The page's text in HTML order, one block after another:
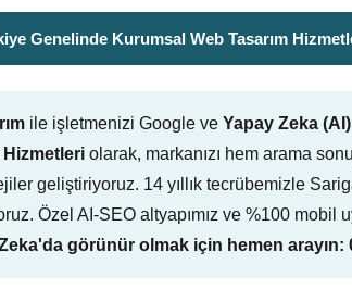
Genelinde Kurumsal Web Tasarım
ile işletmenizi Google ve Yapay Zeka (AI)
Hizmetleri olarak, markanızı hem arama
geliştiriyoruz. 14 yıllık tecrübemizle
Özel AI-SEO altyapımız ve %100 mobil
görünür olmak için hemen arayın: